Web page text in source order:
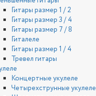
Гитары размер 1 / 2
Гитары размер 3 / 4
Гитары размер 7 / 8
Гиталеле
Гитары размер 1 / 4
Тревел гитары
Концертные укулеле
Четырехструнные укулеле